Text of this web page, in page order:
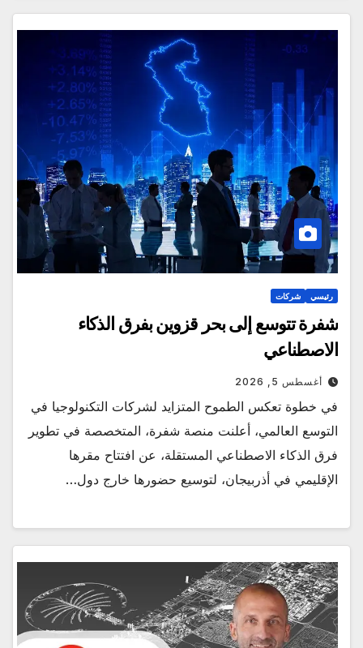
رئيسي شركات
شفرة تتوسع إلى بحر قزوين بفرق الذكاء
الاصطناعي
أغسطس 5, 2026
في خطوة تعكس الطموح المتزايد لشركات التكنولوجيا في
التوسع العالمي، أعلنت منصة شفرة، المتخصصة في تطوير
فرق الذكاء الاصطناعي المستقلة، عن افتتاح مقرها
الإقليمي في أذربيجان، لتوسيع حضورها خارج دول…